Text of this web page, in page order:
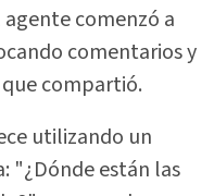
comenzó a
comentarios y
compartió.
utilizando un
"¿Dónde están las